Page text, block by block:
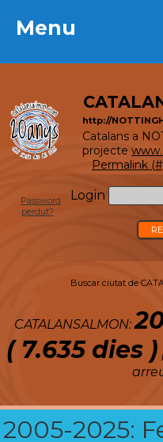
Menu
http://
Catalans a
projecte
Permalink
Login
Password
perdut?
Buscar ciutat de
CATALANSALMON:
( 7.635 dies )
2005-2025:
Menu